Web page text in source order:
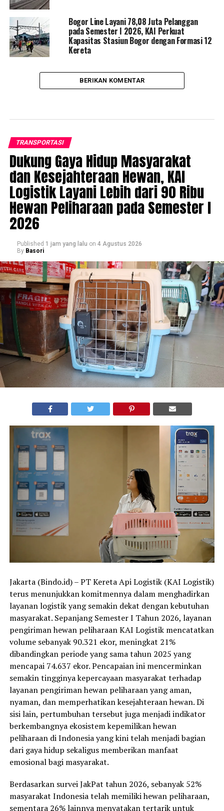
Bogor Line Layani 78,08 Juta Pelanggan
pada Semester I 2026, KAI Perkuat
Kapasitas Stasiun Bogor dengan Formasi 12
Kereta
BERIKAN KOMENTAR
TRANSPORTASI
Dukung Gaya Hidup Masyarakat
dan Kesejahteraan Hewan, KAI
Logistik Layani Lebih dari 90 Ribu
Hewan Peliharaan pada Semester I
2026
Published 1 jam yang lalu on 4 Agustus 2026
By Basori
Jakarta (Bindo.id) – PT Kereta Api Logistik (KAI Logistik)
terus menunjukkan komitmennya dalam menghadirkan
layanan logistik yang semakin dekat dengan kebutuhan
masyarakat. Sepanjang Semester I Tahun 2026, layanan
pengiriman hewan peliharaan KAI Logistik mencatatkan
volume sebanyak 90.321 ekor, meningkat 21%
dibandingkan periode yang sama tahun 2025 yang
mencapai 74.637 ekor. Pencapaian ini mencerminkan
semakin tingginya kepercayaan masyarakat terhadap
layanan pengiriman hewan peliharaan yang aman,
nyaman, dan memperhatikan kesejahteraan hewan. Di
sisi lain, pertumbuhan tersebut juga menjadi indikator
berkembangnya ekosistem kepemilikan hewan
peliharaan di Indonesia yang kini telah menjadi bagian
dari gaya hidup sekaligus memberikan manfaat
emosional bagi masyarakat.
Berdasarkan survei JakPat tahun 2026, sebanyak 52%
masyarakat Indonesia telah memiliki hewan peliharaan,
sementara 26% lainnya menyatakan tertarik untuk